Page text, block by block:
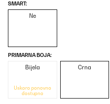
SMART:
Ne
PRIMARNA BOJA:
Bijela
Uskoro ponovno
dostupno
Crna